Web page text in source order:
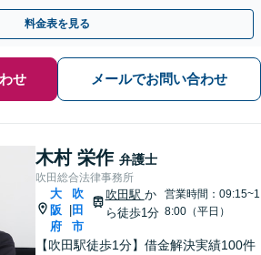
ださい。
料金表を見る
せ メールでお問い合わせ
木村 栄作 弁護士
吹田総合法律事務所
大
阪
府
吹
田
市
吹田駅 か
ら徒歩1分
営業時間：09:15~1
8:00（平日）
【吹田駅徒歩1分】借金解決実績100件